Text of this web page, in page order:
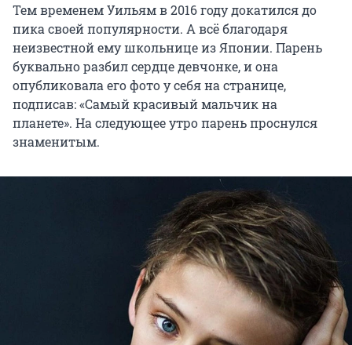
Тем временем Уильям в 2016 году докатился до
пика своей популярности. А всё благодаря
неизвестной ему школьнице из Японии. Парень
буквально разбил сердце девчонке, и она
опубликовала его фото у себя на странице,
подписав: «Самый красивый мальчик на
планете». На следующее утро парень проснулся
знаменитым.